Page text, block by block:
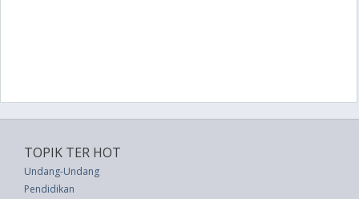
TOPIK TER HOT
Undang-Undang
Pendidikan